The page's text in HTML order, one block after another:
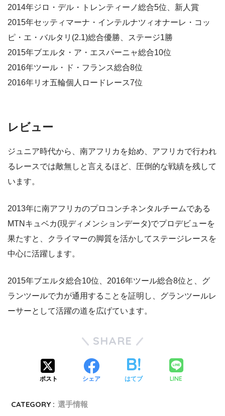
2014年ジロ・デル・トレンティーノ総合5位、新人賞
2015年セッティマーナ・インテルナツィオナーレ・コッ
ピ・エ・バルタリ(2.1)総合優勝、ステージ1勝
2015年ブエルタ・ア・エスパーニャ総合10位
2016年ツール・ド・フランス総合8位
2016年リオ五輪個人ロードレース7位
レビュー
ジュニア時代から、南アフリカを始め、アフリカで行われ
るレースでは敵無しと言えるほど、圧倒的な戦績を残して
います。
2013年に南アフリカのプロコンチネンタルチームである
MTNキュベカ(現ディメンションデータ)でプロデビューを
果たすと、クライマーの脚質を活かしてステージレースを
中心に活躍します。
2015年ブエルタ総合10位、2016年ツール総合8位と、グ
ランツールで力が通用することを証明し、グランツールレ
ーサーとして活躍の道を広げています。
SHARE
ポスト シェア はてブ LINE
CATEGORY : 選手情報